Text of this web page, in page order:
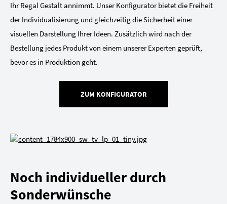
Ihr Regal Gestalt annimmt. Unser Konfigurator bietet die Freiheit
der Individualisierung und gleichzeitig die Sicherheit einer
visuellen Darstellung Ihrer Ideen. Zusätzlich wird nach der
Bestellung jedes Produkt von einem unserer Experten geprüft,
bevor es in Produktion geht.
ZUM KONFIGURATOR
Noch individueller durch
Sonderwünsche